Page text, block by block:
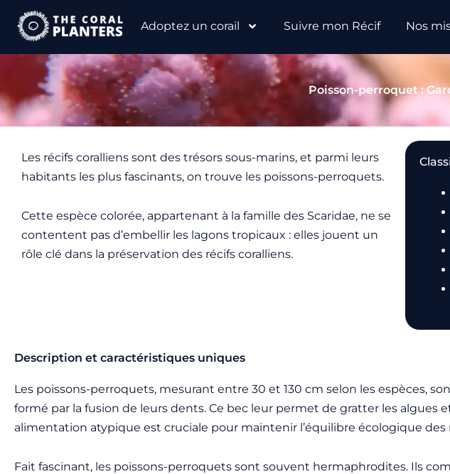
Adoptez un corail Suivre mon Récif Nos
Poisson-perroquet :
Les récifs coralliens sont des trésors sous-marins, et parmi leurs
habitants les plus fascinants, on trouve les poissons-perroquets.
Cette espèce colorée, appartenant à la famille des Scaridae, ne se
contentent pas d’embellir les lagons tropicaux : elles jouent un
rôle clé dans la préservation des récifs coralliens.
Description et caractéristiques uniques
Les poissons-perroquets, mesurant entre 30 et 130 cm selon les espèces,
formé par la fusion de leurs dents. Ce bec leur permet de gratter les algues
alimentation atypique est cruciale pour maintenir l’équilibre écologique des
Fait fascinant, les poissons-perroquets sont souvent hermaphrodites. Ils